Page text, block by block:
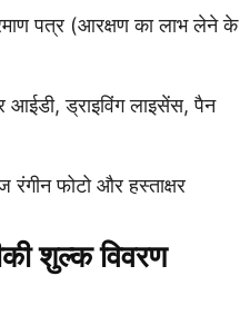
पत्र (आरक्षण का लाभ लेने के
ड्राइविंग लाइसेंस, पैन
रंगीन फोटो और हस्ताक्षर
शुल्क विवरण